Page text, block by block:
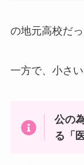
の地元高校だ
一方で、小さい
公の
る「